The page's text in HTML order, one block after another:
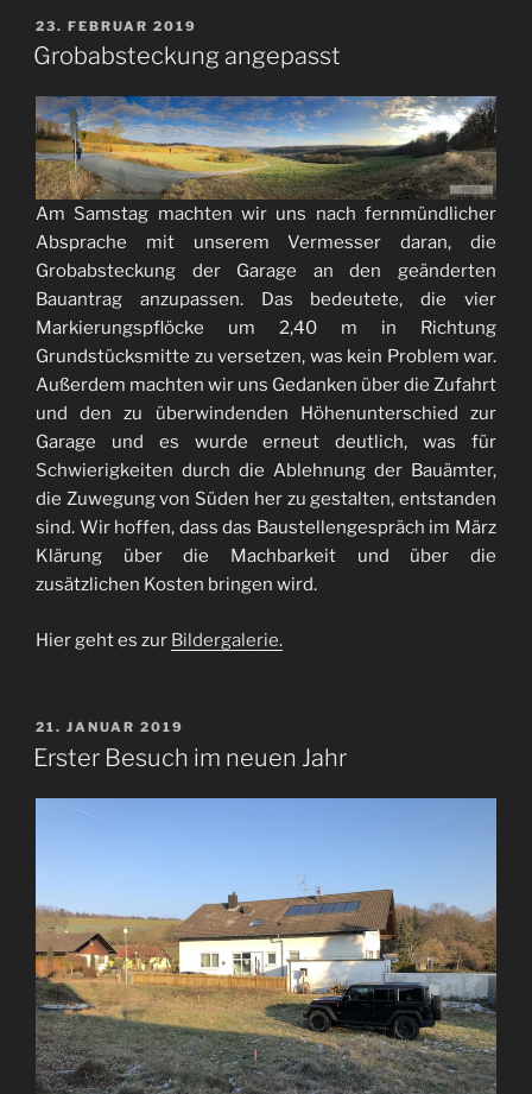
VERÖFFENTLICHT
AM
23. FEBRUAR 2019
Grobabsteckung angepasst
Am Samstag machten wir uns nach fernmündlicher
Absprache mit unserem Vermesser daran, die
Grobabsteckung der Garage an den geänderten
Bauantrag anzupassen. Das bedeutete, die vier
Markierungspflöcke um 2,40 m in Richtung
Grundstücksmitte zu versetzen, was kein Problem war.
Außerdem machten wir uns Gedanken über die Zufahrt
und den zu überwindenden Höhenunterschied zur
Garage und es wurde erneut deutlich, was für
Schwierigkeiten durch die Ablehnung der Bauämter,
die Zuwegung von Süden her zu gestalten, entstanden
sind. Wir hoffen, dass das Baustellengespräch im März
Klärung über die Machbarkeit und über die
zusätzlichen Kosten bringen wird.
Hier geht es zur Bildergalerie.
VERÖFFENTLICHT
AM
21. JANUAR 2019
Erster Besuch im neuen Jahr